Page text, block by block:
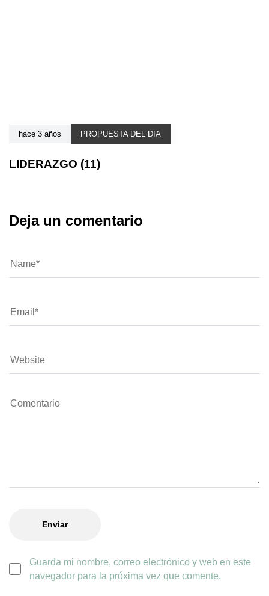
hace 3 años PROPUESTA DEL DIA
LIDERAZGO (11)
Deja un comentario
Guarda mi nombre, correo electrónico y web en este
navegador para la próxima vez que comente.